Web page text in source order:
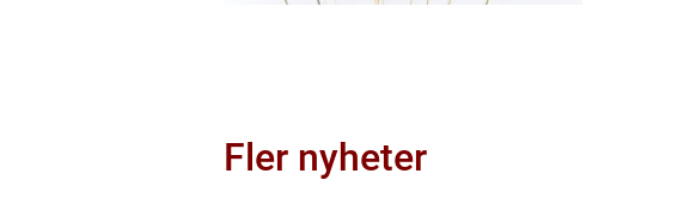
Fler nyheter